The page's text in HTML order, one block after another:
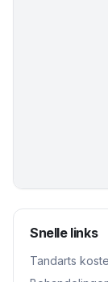
Snelle links
Tandarts